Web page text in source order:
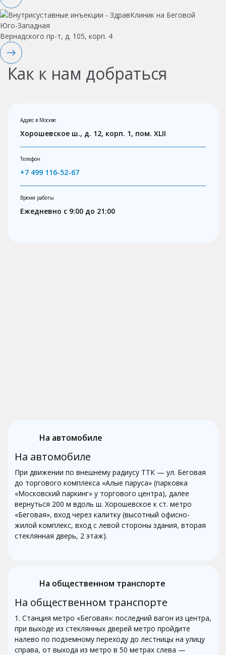
Юго-Западная
Вернадского пр-т, д. 105, корп. 4
Как к нам добраться
Адрес в Москве
Хорошевское ш., д. 12, корп. 1, пом. XLII
Телефон
+7 499 116-52-67
Время работы
Ежедневно с 9:00 до 21:00
На автомобиле
На автомобиле
При движении по внешнему радиусу ТТК — ул. Беговая
до торгового комплекса «Алые паруса» (парковка
«Московский паркинг» у торгового центра), далее
вернуться 200 м вдоль ш. Хорошевское к ст. метро
«Беговая», вход через калитку (высотный офисно-
жилой комплекс, вход с левой стороны здания, вторая
стеклянная дверь, 2 этаж).
На общественном транспорте
На общественном транспорте
1. Станция метро «Беговая»: последний вагон из центра,
при выходе из стеклянных дверей метро пройдите
налево по подземному переходу до лестницы на улицу
справа, от выхода из метро в 50 метрах слева —